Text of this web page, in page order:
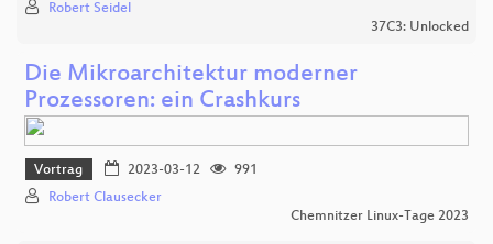
Robert Seidel
37C3: Unlocked
Die Mikroarchitektur moderner
Prozessoren: ein Crashkurs
Vortrag 2023-03-12
991
Robert Clausecker
Chemnitzer Linux-Tage 2023